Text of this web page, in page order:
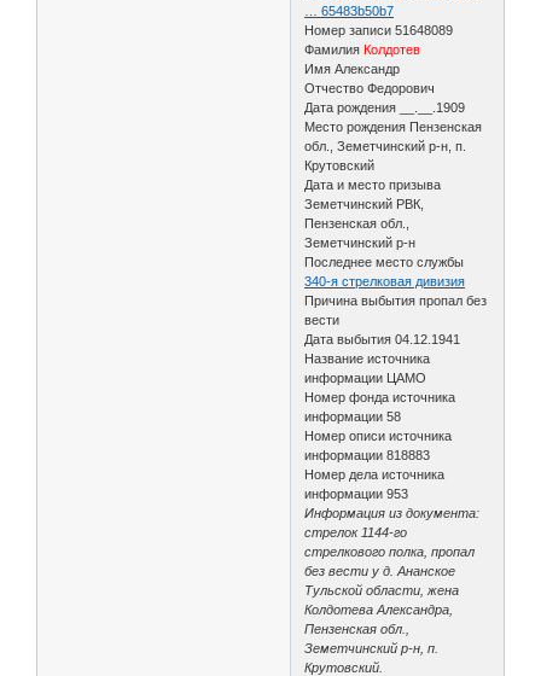
… 65483b50b7
Номер записи 51648089
Фамилия Колдотев
Имя Александр
Отчество Федорович
Дата рождения __.__.1909
Место рождения Пензенская
обл., Земетчинский р-н, п.
Крутовский
Дата и место призыва
Земетчинский РВК,
Пензенская обл.,
Земетчинский р-н
Последнее место службы
340-я стрелковая дивизия
Причина выбытия пропал без
вести
Дата выбытия 04.12.1941
Название источника
информации ЦАМО
Номер фонда источника
информации 58
Номер описи источника
информации 818883
Номер дела источника
информации 953
Информация из документа:
стрелок 1144-го
стрелкового полка, пропал
без вести у д. Ананское
Тульской области, жена
Колдотева Александра,
Пензенская обл.,
Земетчинский р-н, п.
Крутовский.